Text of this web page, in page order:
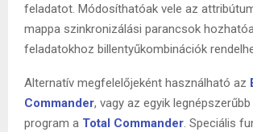
feladatot. Módosíthatóak vele az
mappa szinkronizálási parancsok
feladatokhoz billentyűkombinációk
Alternatív megfelelőjeként használható az
Commander, vagy az egyik
program a Total Commander . Speciális